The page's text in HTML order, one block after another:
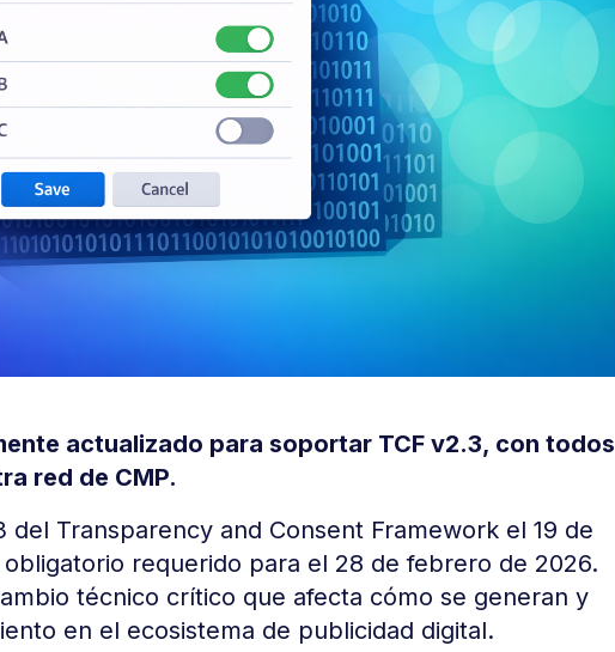
actualizado para soportar TCF v2.3, con todos
red de CMP.
Transparency and Consent Framework el 19 de
requerido para el 28 de febrero de 2026.
técnico crítico que afecta cómo se generan y
en el ecosistema de publicidad digital.